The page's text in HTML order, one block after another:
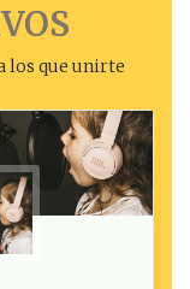
los que unirte